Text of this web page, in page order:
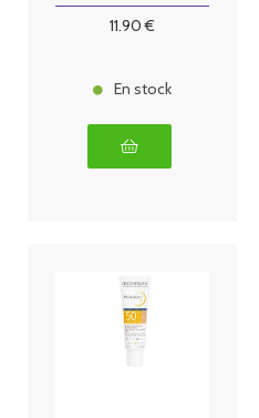
200 ml
11.90 €
En stock